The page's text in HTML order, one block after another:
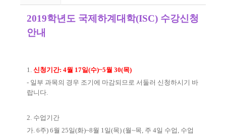
2019학년도 국제하계대학(ISC) 수강신청
안내
1. 신청기간: 4월 17일(수)~5월 30(목)
- 일부 과목의 경우 조기에 마감되므로 서둘러 신청하시기 바
랍니다.
2. 수업기간
가. 6주) 6월 25일(화)~8월 1일(목) (월~목, 주 4일 수업 , 수업